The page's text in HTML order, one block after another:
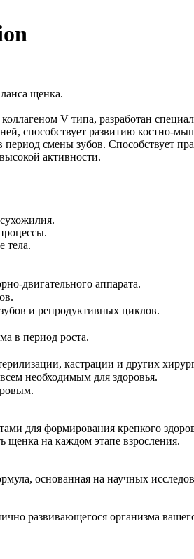
щенка.
V типа, разработан
способствует развитию костно-
смены зубов. Способствует
активности.
тела.
двигательного аппарата.
и репродуктивных циклов.
в период роста.
кастрации и других
необходимым для здоровья.
для формирования крепкого
щенка на каждом этапе взросления.
основанная на научных
развивающегося организма